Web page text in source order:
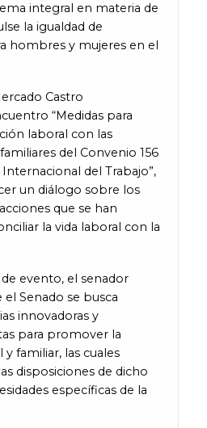
integral en materia de
la igualdad de
hombres y mujeres en el
Castro
“Medidas para
laboral con las
del Convenio 156
del Trabajo”,
un diálogo sobre los
que se han
la vida laboral con la
evento, el senador
Senado se busca
innovadoras y
para promover la
familiar, las cuales
disposiciones de dicho
específicas de la